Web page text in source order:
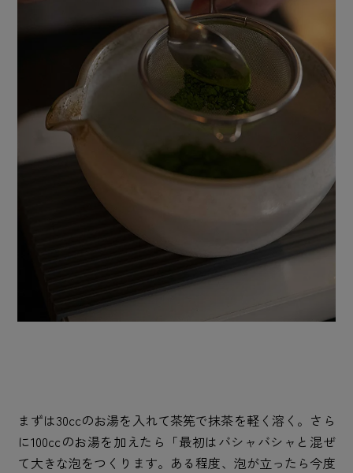
まずは30ccのお湯を入れて茶筅で抹茶を軽く溶く。さら
に100ccのお湯を加えたら「最初はバシャバシャと混ぜ
て大きな泡をつくります。ある程度、泡が立ったら今度